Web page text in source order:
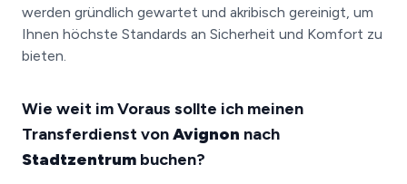
werden gründlich gewartet und akribisch gereinigt, um
Ihnen höchste Standards an Sicherheit und Komfort zu
bieten.
Wie weit im Voraus sollte ich meinen
Transferdienst vonAvignon nach
Stadtzentrum buchen?